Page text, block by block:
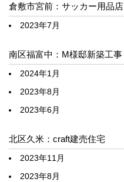
倉敷市宮前：サッカー用品店
2023年7月
南区福富中：M様邸新築工事
2024年1月
2023年8月
2023年6月
北区久米：craft建売住宅
2023年11月
2023年8月